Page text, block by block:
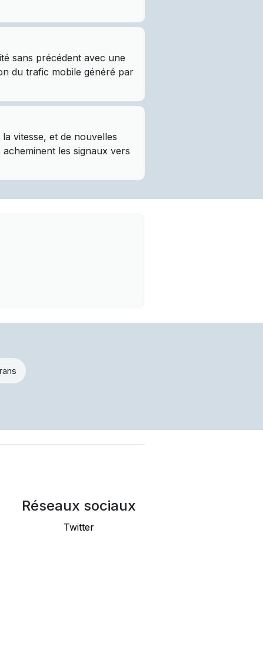
sans précédent avec une
du trafic mobile généré par
vitesse, et de nouvelles
les signaux vers
Réseaux sociaux
Twitter